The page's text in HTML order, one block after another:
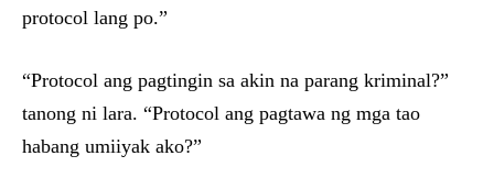
protocol lang po.”
“Protocol ang pagtingin sa akin na parang kriminal?”
tanong ni lara. “Protocol ang pagtawa ng mga tao
habang umiiyak ako?”